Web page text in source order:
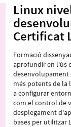
Linux
Certificat
Formació
aprofundir en l'ús
desenvolupament
més potents de la
a configurar
com el control de
desplegament
bases per utilitzar